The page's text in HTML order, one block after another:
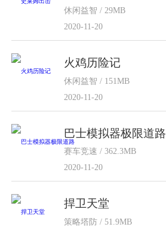
休闲益智 / 29MB
2020-11-20
火鸡历险记
休闲益智 / 151MB
2020-11-20
巴士模拟器极限道路
赛车竞速 / 362.3MB
2020-11-20
捍卫天堂
策略塔防 / 51.9MB